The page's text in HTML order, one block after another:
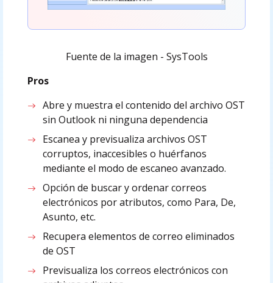
Fuente de la imagen - SysTools
Pros
Abre y muestra el contenido del archivo OST
sin Outlook ni ninguna dependencia
Escanea y previsualiza archivos OST
corruptos, inaccesibles o huérfanos
mediante el modo de escaneo avanzado.
Opción de buscar y ordenar correos
electrónicos por atributos, como Para, De,
Asunto, etc.
Recupera elementos de correo eliminados
de OST
Previsualiza los correos electrónicos con